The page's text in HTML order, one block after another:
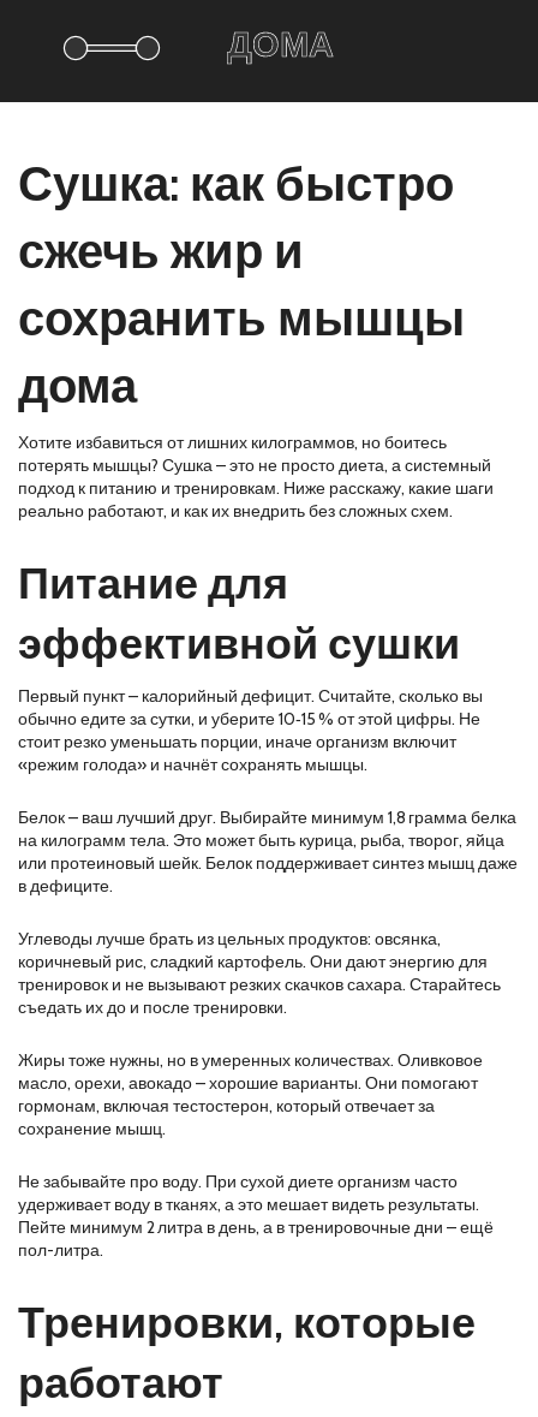
Сушка: как быстро
сжечь жир и
сохранить мышцы
дома
Хотите избавиться от лишних килограммов, но боитесь
потерять мышцы? Сушка – это не просто диета, а системный
подход к питанию и тренировкам. Ниже расскажу, какие шаги
реально работают, и как их внедрить без сложных схем.
Питание для
эффективной сушки
Первый пункт – калорийный дефицит. Считайте, сколько вы
обычно едите за сутки, и уберите 10‑15 % от этой цифры. Не
стоит резко уменьшать порции, иначе организм включит
«режим голода» и начнёт сохранять мышцы.
Белок – ваш лучший друг. Выбирайте минимум 1,8 грамма белка
на килограмм тела. Это может быть курица, рыба, творог, яйца
или протеиновый шейк. Белок поддерживает синтез мышц даже
в дефиците.
Углеводы лучше брать из цельных продуктов: овсянка,
коричневый рис, сладкий картофель. Они дают энергию для
тренировок и не вызывают резких скачков сахара. Старайтесь
съедать их до и после тренировки.
Жиры тоже нужны, но в умеренных количествах. Оливковое
масло, орехи, авокадо – хорошие варианты. Они помогают
гормонам, включая тестостерон, который отвечает за
сохранение мышц.
Не забывайте про воду. При сухой диете организм часто
удерживает воду в тканях, а это мешает видеть результаты.
Пейте минимум 2 литра в день, а в тренировочные дни – ещё
пол-литра.
Тренировки, которые
работают